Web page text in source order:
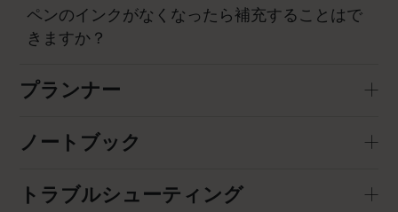
ペンのインクがなくなったら補充することはで
きますか？
プランナー
ノートブック
トラブルシューティング